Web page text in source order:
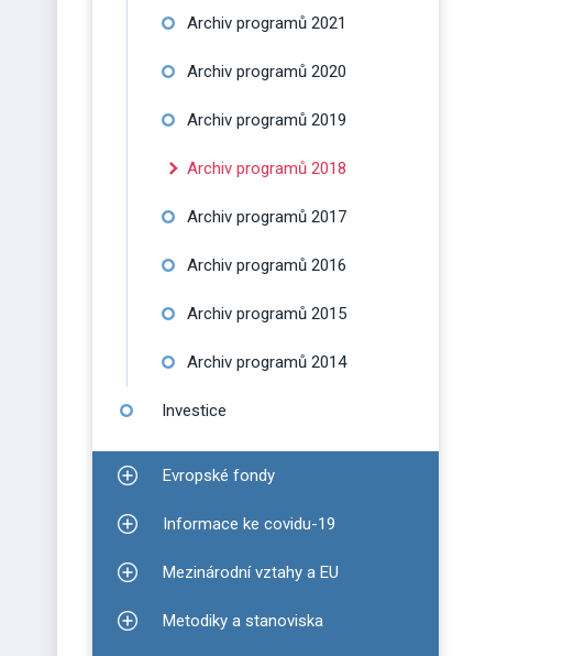
Archiv programů 2021
Archiv programů 2020
Archiv programů 2019
Archiv programů 2018
Archiv programů 2017
Archiv programů 2016
Archiv programů 2015
Archiv programů 2014
Investice
Zobrazit podmenu pro Evropské fondy
Evropské fondy
Zobrazit podmenu pro Informace ke covidu-19
Informace ke covidu-19
Zobrazit podmenu pro Mezinárodní vztahy a EU
Mezinárodní vztahy a EU
Zobrazit podmenu pro Metodiky a stanoviska
Metodiky a stanoviska